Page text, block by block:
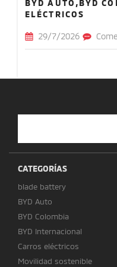
BYD AUTO,BYD
ELÉCTRICOS
29/7/2026
CATEGORÍAS
blade battery
BYD Auto
BYD Colombia
BYD Internacional
Carros eléctricos
Movilidad sostenible